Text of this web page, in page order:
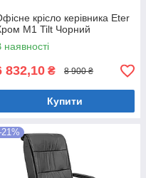
крісло керівника Eter
M1 Tilt Чорний
наявності
832,10 ₴ 8 900 ₴
Купити